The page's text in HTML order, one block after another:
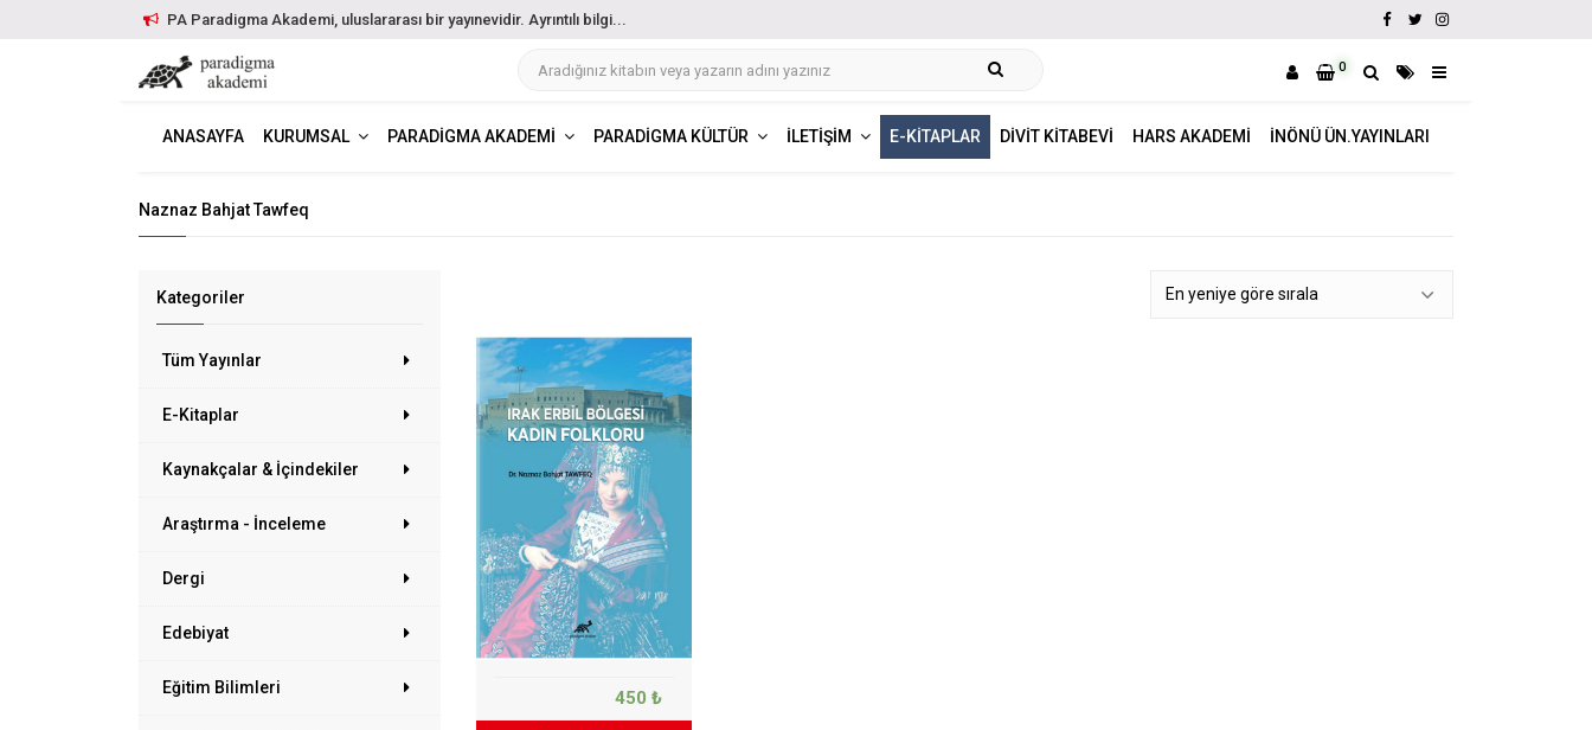
PA Paradigma Akademi, uluslararası bir yayınevidir. Ayrıntılı bilgi...
0
ANASAYFA KURUMSAL PARADIGMA AKADEMI PARADIGMA KÜLTÜR İLETIŞIM E-KITAPLAR DIVIT KITABEVI HARS AKADEMI İNÖNÜ ÜN.YAYINLARI
Naznaz Bahjat Tawfeq
Kategoriler
Tüm Yayınlar
E-Kitaplar
Kaynakçalar & İçindekiler
Araştırma - İnceleme
Dergi
Edebiyat
Eğitim Bilimleri 450 ₺